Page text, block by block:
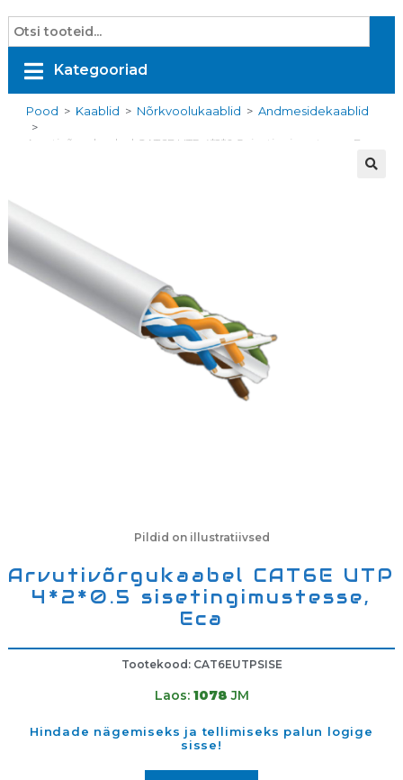
Kategooriad
Pood > Kaablid > Nõrkvoolukaablid > Andmesidekaablid
>
Arvutivõrgukaabel CAT6E UTP 4*2*0.5 sisetingimustesse, Eca
Arvutivõrgukaabel CAT6E UTP
4*2*0.5 sisetingimustesse,
Eca
Tootekood: CAT6EUTPSISE
Laos: 1078 JM
Hindade nägemiseks ja tellimiseks palun logige
sisse!
Pildid on illustratiivsed